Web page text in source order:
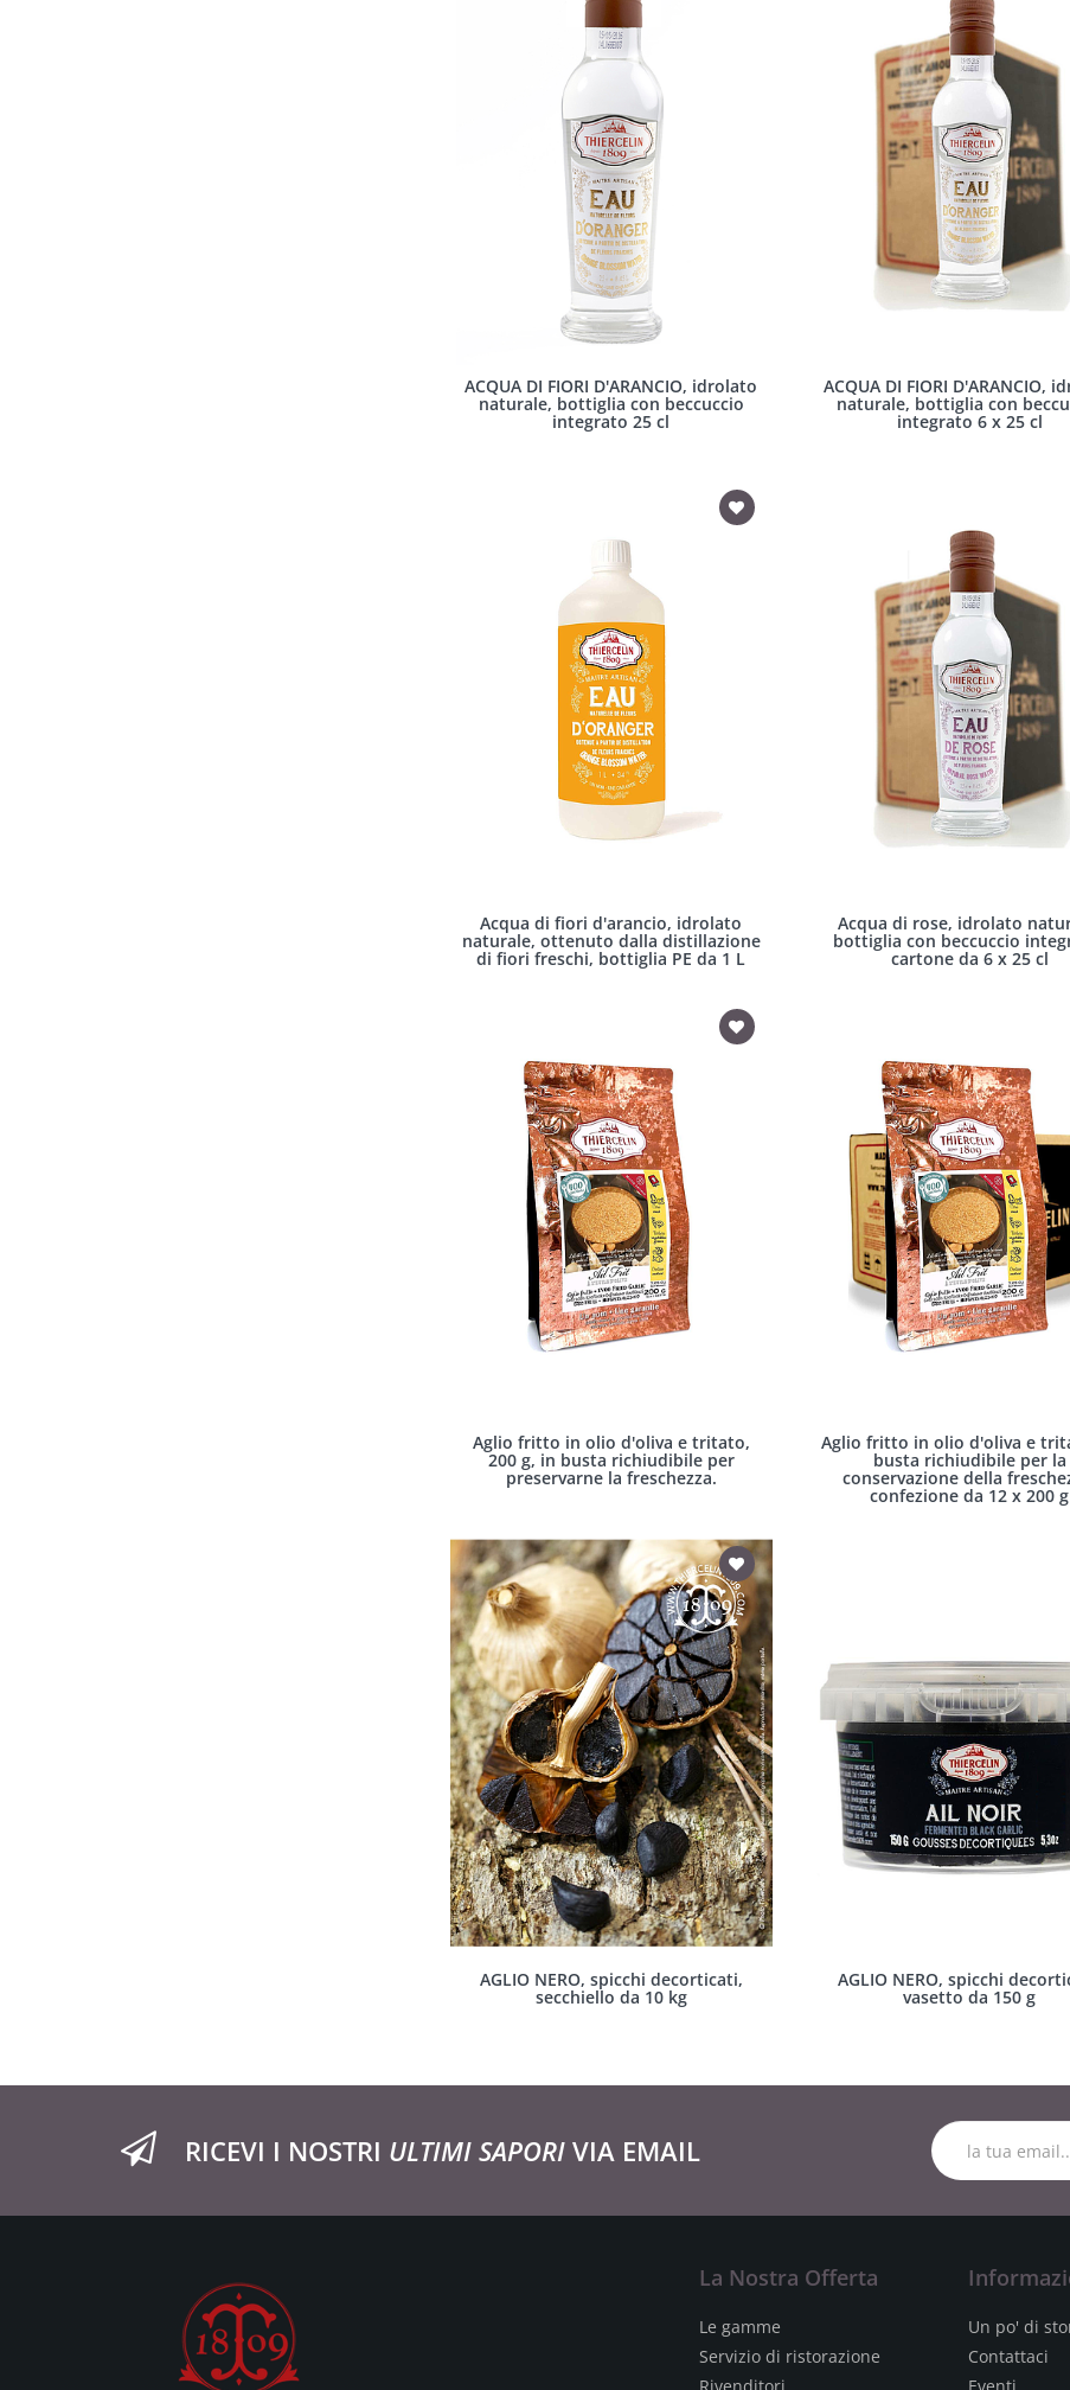
ACQUA DI FIORI D'ARANCIO, idrolato
naturale, bottiglia con beccuccio
integrato 25 cl
ACQUA DI FIORI D'ARANCIO,
naturale, bottiglia con
integrato 6 x 25 cl
Acqua di fiori d'arancio, idrolato
naturale, ottenuto dalla distillazione
di fiori freschi, bottiglia PE da 1 L
Acqua di rose, idrolato
bottiglia con beccuccio
cartone da 6 x 25 cl
Aglio fritto in olio d'oliva e tritato,
200 g, in busta richiudibile per
preservarne la freschezza.
Aglio fritto in olio d'oliva e
busta richiudibile per la
conservazione della
confezione da 12 x 200 g
AGLIO NERO, spicchi decorticati,
secchiello da 10 kg
AGLIO NERO, spicchi
vasetto da 150 g
RICEVI I NOSTRI ULTIMI SAPORI VIA EMAIL
La Nostra Offerta
Le gamme
Servizio di ristorazione
Un po' di
Contattaci